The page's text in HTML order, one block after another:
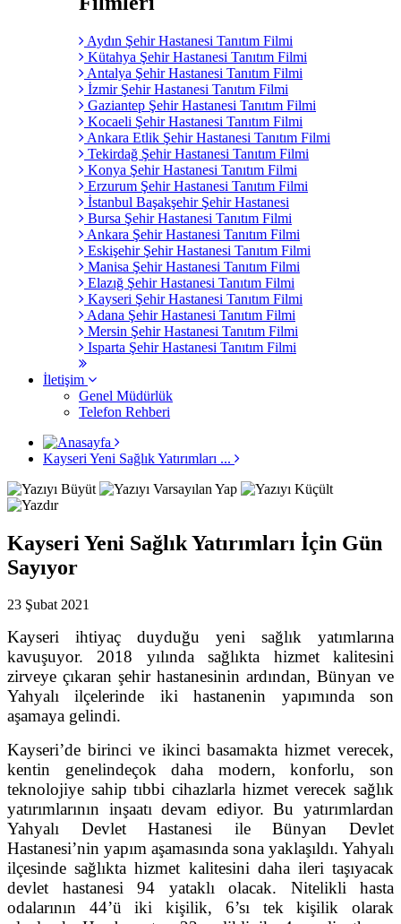
Aydın Şehir Hastanesi Tanıtım Filmi
Kütahya Şehir Hastanesi Tanıtım Filmi
Antalya Şehir Hastanesi Tanıtım Filmi
İzmir Şehir Hastanesi Tanıtım Filmi
Gaziantep Şehir Hastanesi Tanıtım Filmi
Kocaeli Şehir Hastanesi Tanıtım Filmi
Ankara Etlik Şehir Hastanesi Tanıtım Filmi
Tekirdağ Şehir Hastanesi Tanıtım Filmi
Konya Şehir Hastanesi Tanıtım Filmi
Erzurum Şehir Hastanesi Tanıtım Filmi
İstanbul Başakşehir Şehir Hastanesi
Bursa Şehir Hastanesi Tanıtım Filmi
Ankara Şehir Hastanesi Tanıtım Filmi
Eskişehir Şehir Hastanesi Tanıtım Filmi
Manisa Şehir Hastanesi Tanıtım Filmi
Elazığ Şehir Hastanesi Tanıtım Filmi
Kayseri Şehir Hastanesi Tanıtım Filmi
Adana Şehir Hastanesi Tanıtım Filmi
Mersin Şehir Hastanesi Tanıtım Filmi
Isparta Şehir Hastanesi Tanıtım Filmi
İletişim
Genel Müdürlük
Telefon Rehberi
Kayseri Yeni Sağlık Yatırımları ...
Kayseri Yeni Sağlık Yatırımları İçin Gün
Sayıyor
23 Şubat 2021
Kayseri ihtiyaç duyduğu yeni sağlık yatımlarına
kavuşuyor. 2018 yılında sağlıkta hizmet kalitesini
zirveye çıkaran şehir hastanesinin ardından, Bünyan ve
Yahyalı ilçelerinde iki hastanenin yapımında son
aşamaya gelindi.
Kayseri’de birinci ve ikinci basamakta hizmet verecek,
kentin genelindeçok daha modern, konforlu, son
teknolojiye sahip tıbbi cihazlarla hizmet verecek sağlık
yatırımlarının inşaatı devam ediyor. Bu yatırımlardan
Yahyalı Devlet Hastanesi ile Bünyan Devlet
Hastanesi’nin yapım aşamasında sona yaklaşıldı. Yahyalı
ilçesinde sağlıkta hizmet kalitesini daha ileri taşıyacak
devlet hastanesi 94 yataklı olacak. Nitelikli hasta
odalarının 44’ü iki kişilik, 6’sı tek kişilik olarak